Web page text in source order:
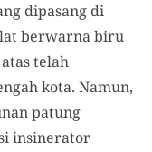
dipasang di
berwarna biru
telah
kota. Namun,
patung
insinerator